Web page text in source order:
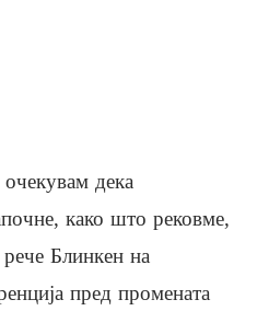
дека
како што рековме,
Блинкен на
пред промената